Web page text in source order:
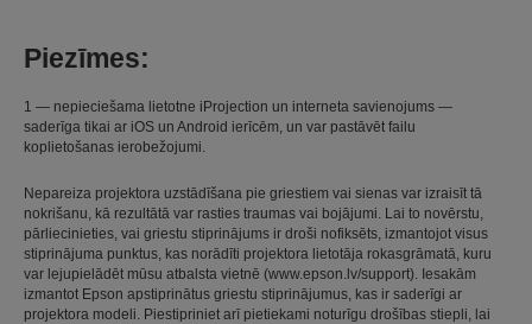
Piezīmes:
1 — nepieciešama lietotne iProjection un interneta savienojums —
saderīga tikai ar iOS un Android ierīcēm, un var pastāvēt failu
koplietošanas ierobežojumi.
Nepareiza projektora uzstādīšana pie griestiem vai sienas var izraisīt tā
nokrišanu, kā rezultātā var rasties traumas vai bojājumi. Lai to novērstu,
pārliecinieties, vai griestu stiprinājums ir droši nofiksēts, izmantojot visus
stiprinājuma punktus, kas norādīti projektora lietotāja rokasgrāmatā, kuru
var lejupielādēt mūsu atbalsta vietnē (www.epson.lv/support). Iesakām
izmantot Epson apstiprinātus griestu stiprinājumus, kas ir saderīgi ar
projektora modeli. Piestipriniet arī pietiekami noturīgu drošības stiepli, lai